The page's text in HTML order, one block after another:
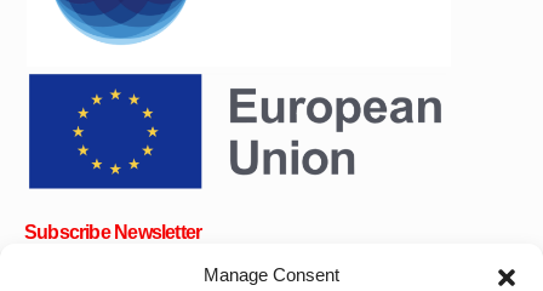
Manage Consent
Subscribe Newsletter